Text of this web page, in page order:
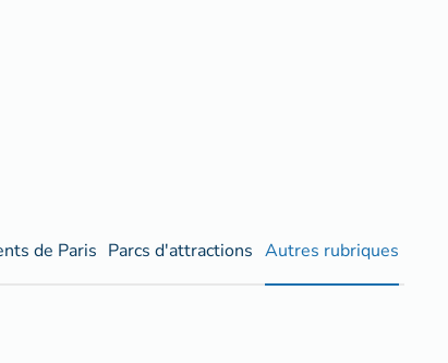
de Paris Parcs d'attractions Autres rubriques